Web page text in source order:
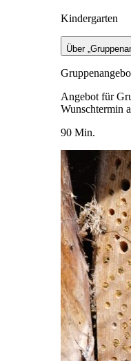
Kindergarten
Über
Angebot für
Wunschtermin
90 Min.